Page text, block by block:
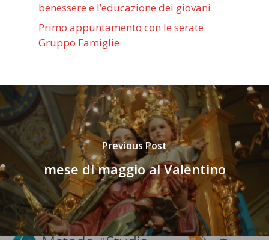
benessere e l’educazione dei giovani
Primo appuntamento con le serate
Gruppo Famiglie
Previous Post
mese di maggio al Valentino